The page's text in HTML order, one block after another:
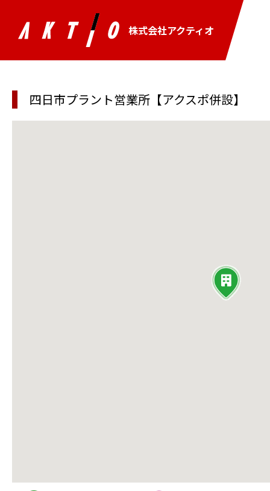
株式会社アクティオ
四日市プラント営業所【アクスポ併設】